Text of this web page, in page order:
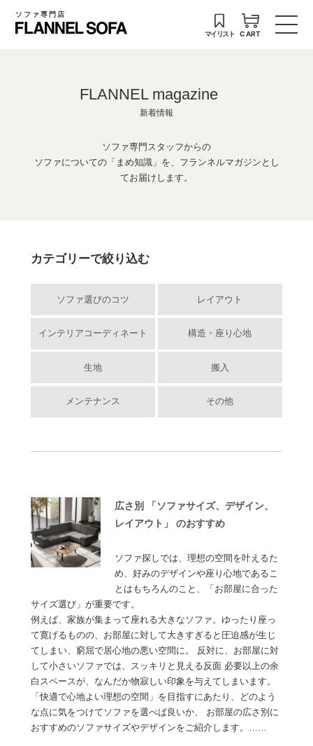
ソファ専門店
マイリスト CART
FLANNEL magazine
新着情報
ソファ専門スタッフからの
ソファについての「まめ知識」を、フランネルマガジンとし
てお届けします。
カテゴリーで絞り込む
ソファ選びのコツ レイアウト
インテリアコーディネート 構造・座り心地
生地 搬入
メンテナンス その他
広さ別 「ソファサイズ、デザイン、
レイアウト」 のおすすめ
ソファ探しでは、理想の空間を叶えるた
め、好みのデザインや座り心地であるこ
とはもちろんのこと、「お部屋に合った
サイズ選び」が重要です。
例えば、家族が集まって座れる大きなソファ。ゆったり座っ
て寛げるものの、お部屋に対して大きすぎると圧迫感が生じ
てしまい、窮屈で居心地の悪い空間に。 反対に、お部屋に対
して小さいソファでは、スッキリと見える反面 必要以上の余
白スペースが、なんだか物寂しい印象を与えてしまいます。
「快適で心地よい理想の空間」を目指すにあたり、どのよう
な点に気をつけてソファを選べば良いか、 お部屋の広さ別に
おすすめのソファサイズやデザインをご紹介します。……